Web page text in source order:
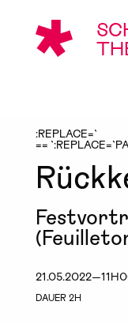
:REPLACE=`
==
DAUER 2H